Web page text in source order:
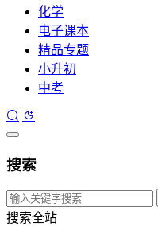
化学
电子课本
精品专题
小升初
中考
搜索
搜索全站